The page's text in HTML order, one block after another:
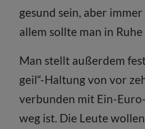
gesund sein, aber
allem sollte man in
Man stellt außerdem
geil“-Haltung von vor
verbunden mit Ein-
weg ist. Die Leute